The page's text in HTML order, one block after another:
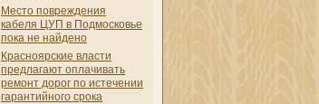
Место повреждени­я
кабеля ЦУП в Подмосковье
пока не найдено
Красноярские власти
предлагают оплачивать
ремонт дорог по истечени­и
гарантийного срока